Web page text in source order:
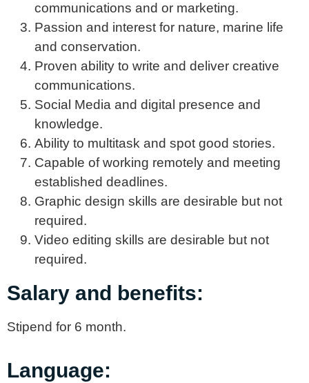
communications and or marketing.
Passion and interest for nature, marine life
and conservation.
Proven ability to write and deliver creative
communications.
Social Media and digital presence and
knowledge.
Ability to multitask and spot good stories.
Capable of working remotely and meeting
established deadlines.
Graphic design skills are desirable but not
required.
Video editing skills are desirable but not
required.
Salary and benefits:
Stipend for 6 month.
Language: